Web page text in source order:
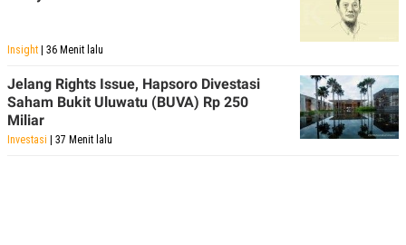
Insight | 36 Menit lalu
Jelang Rights Issue, Hapsoro Divestasi
Saham Bukit Uluwatu (BUVA) Rp 250
Miliar
Investasi | 37 Menit lalu